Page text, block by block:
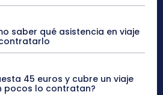
saber qué asistencia en viaje
45 euros y cubre un viaje
pocos lo contratan?